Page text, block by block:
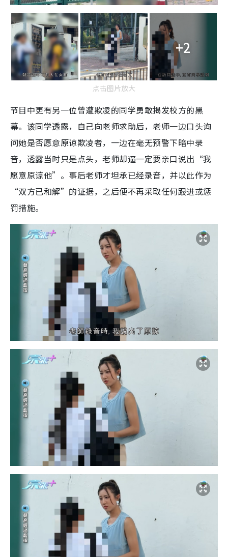
+2
点击图片放大
节目中更有另一位曾遭欺凌的同学勇敢揭发校方的黑
幕。该同学透露，自己向老师求助后，老师一边口头询
问她是否愿意原谅欺凌者，一边在毫无预警下暗中录
音，透露当时只是点头，老师却逼一定要亲口说出“我
愿意原谅他”。事后老师才坦承已经录音，并以此作为
“双方已和解”的证据，之后便不再采取任何跟进或惩
罚措施。